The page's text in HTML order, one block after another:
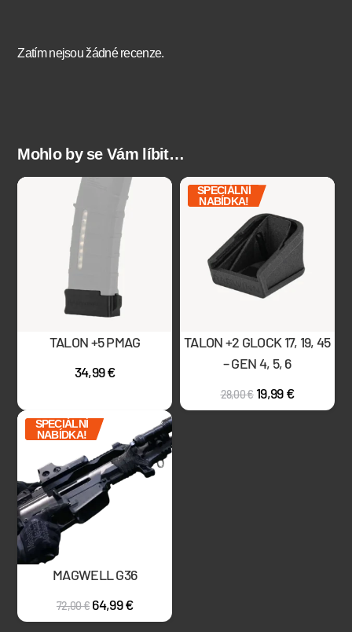
Zatím nejsou žádné recenze.
Mohlo by se Vám líbit…
TALON +5 PMAG
34,99€
SPECIÁLNÍ
NABÍDKA!
TALON +2 GLOCK 17, 19, 45
– GEN 4, 5, 6
28,00€ 19,99€
SPECIÁLNÍ
NABÍDKA!
MAGWELL G36
72,00€ 64,99€